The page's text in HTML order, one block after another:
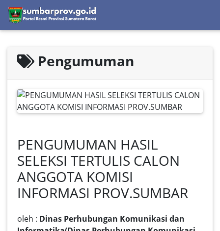
Pengumuman
PENGUMUMAN HASIL
SELEKSI TERTULIS CALON
ANGGOTA KOMISI
INFORMASI PROV.SUMBAR
oleh : Dinas Perhubungan Komunikasi dan